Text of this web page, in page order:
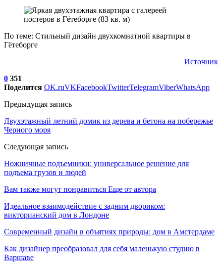
По теме: Стильный дизайн двухкомнатной квартиры в
Гётеборге
Источник
0 351
Поделится OK.ruVKFacebookTwitterTelegramViberWhatsApp
Предыдущая запись
Двухэтажный летний домик из дерева и бетона на побережье
Черного моря
Следующая запись
Ножничные подъемники: универсальное решение для
подъема грузов и людей
Вам также могут понравиться Еще от автора
Идеальное взаимодействие с задним двориком:
викторианский дом в Лондоне
Современный дизайн в объятиях природы: дом в Амстердаме
Как дизайнер преобразовал для себя маленькую студию в
Варшаве